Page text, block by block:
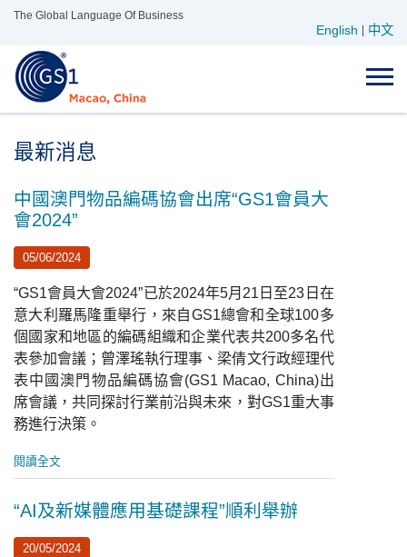
Skip
content
The Global Language Of Business
English 中文
最新消息
中國澳門物品編碼協會出席“GS1會員大
會2024”
05/06/2024
“GS1會員大會2024”已於2024年5月21日至23日在
意大利羅馬隆重舉行，來自GS1總會和全球100多
個國家和地區的編碼組織和企業代表共200多名代
表參加會議；曾澤瑤執行理事、梁倩文行政經理代
表中國澳門物品編碼協會(GS1 Macao, China)出
席會議，共同探討行業前沿與未來，對GS1重大事
務進行決策。
閱讀全文
“AI及新媒體應用基礎課程”順利舉辦
20/05/2024